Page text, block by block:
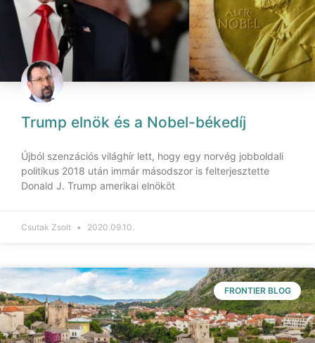
Trump elnök és a Nobel-békedíj
Újból szenzációs világhír lett, hogy egy norvég jobboldali
politikus 2018 után immár másodszor is felterjesztette
Donald J. Trump amerikai elnököt
Csutak Zsolt 2020.09.10.
FRONTIER BLOG